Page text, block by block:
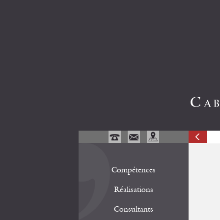
Compétences
Réalisations
Consultants